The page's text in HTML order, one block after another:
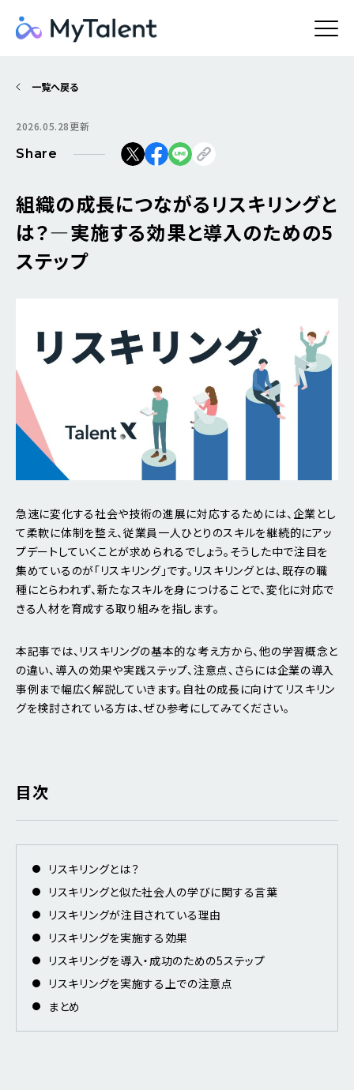
一覧へ戻る
2026.05.28更新
Share
組織の成長につながるリスキリングと
は？―実施する効果と導入のための5
ステップ
急速に変化する社会や技術の進展に対応するためには、企業とし
て柔軟に体制を整え、従業員一人ひとりのスキルを継続的にアッ
プデートしていくことが求められるでしょう。そうした中で注目を
集めているのが「リスキリング」です。リスキリングとは、既存の職
種にとらわれず、新たなスキルを身につけることで、変化に対応で
きる人材を育成する取り組みを指します。
本記事では、リスキリングの基本的な考え方から、他の学習概念と
の違い、導入の効果や実践ステップ、注意点、さらには企業の導入
事例まで幅広く解説していきます。自社の成長に向けてリスキリン
グを検討されている方は、ぜひ参考にしてみてください。
目次
リスキリングとは？
リスキリングと似た社会人の学びに関する言葉
リスキリングが注目されている理由
リスキリングを実施する効果
リスキリングを導入・成功のための5ステップ
リスキリングを実施する上での注意点
まとめ